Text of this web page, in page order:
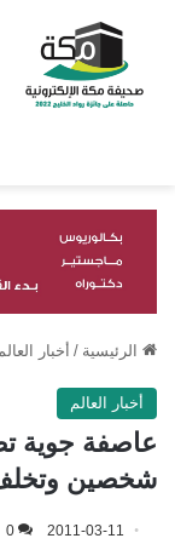
الرئيسية / أخبار العالم
أخبار العالم
عاصفة جوية
شخصين
2011-03-11
0